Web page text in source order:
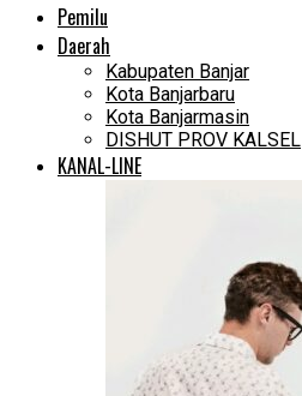
Pemilu
Daerah
Kabupaten Banjar
Kota Banjarbaru
Kota Banjarmasin
DISHUT PROV KALSEL
KANAL-LINE